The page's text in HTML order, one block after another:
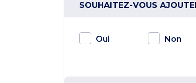
SOUHAITEZ-VOUS
Oui Non